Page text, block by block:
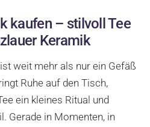
kaufen – stilvoll Tee
Keramik
weit mehr als nur ein Gefäß
Ruhe auf den Tisch,
ein kleines Ritual und
Gerade in Momenten, in